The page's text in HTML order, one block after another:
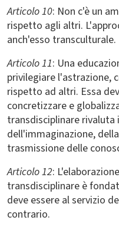
Articolo 10: Non c'è un
rispetto agli altri.
anch'esso transculturale.
Articolo 11: Una
privilegiare l'astrazione,
rispetto ad altri. Essa
concretizzare e
transdisciplinare
dell'immaginazione,
trasmissione delle
Articolo 12:
transdisciplinare è
deve essere al servizio
contrario.